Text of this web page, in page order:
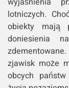
lotniczych.
obiekty mają
doniesienia
zjawisk może
obcych